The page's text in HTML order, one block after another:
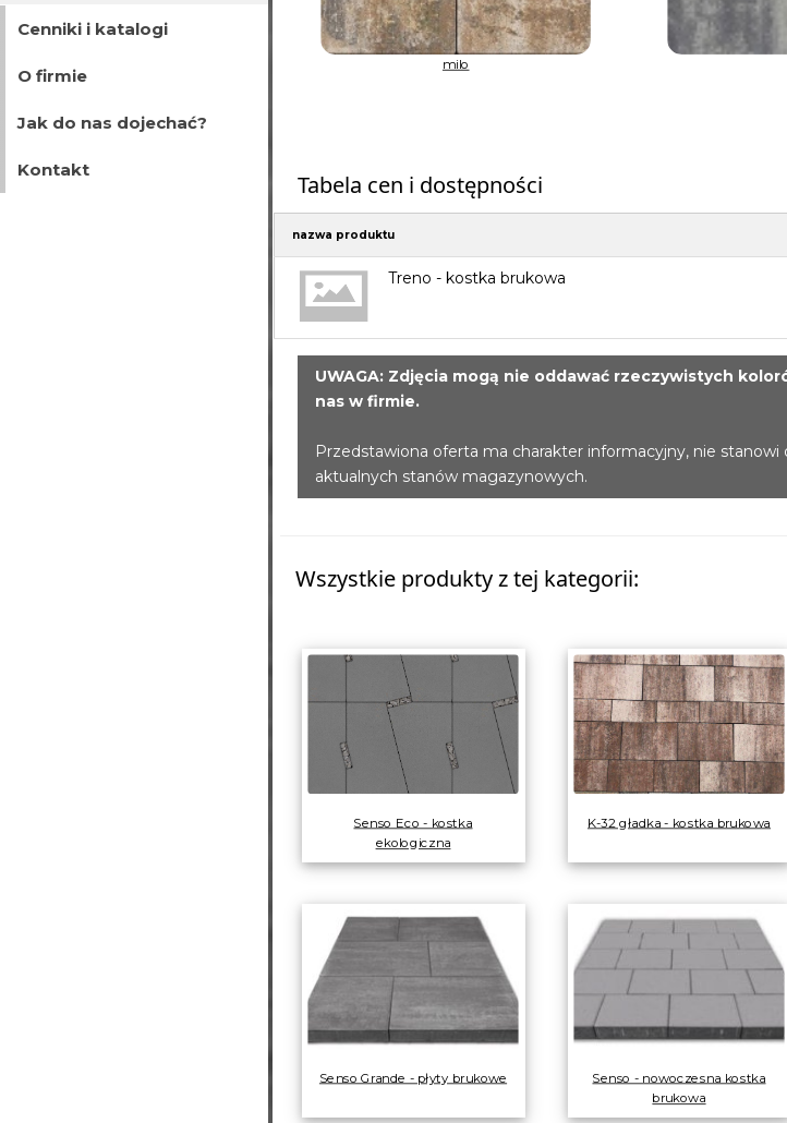
Cenniki i katalogi
O firmie
Jak do nas dojechać?
Kontakt
milo
Tabela cen i dostępności
nazwa produktu
Treno - kostka brukowa
UWAGA: Zdjęcia mogą nie oddawać rzeczywistych
nas w firmie.
Przedstawiona oferta ma charakter informacyjny, nie
aktualnych stanów magazynowych.
Wszystkie produkty z tej kategorii:
Senso Eco - kostka
ekologiczna
K-32 gładka - kostka brukowa
Senso Grande - płyty brukowe
Senso - nowoczesna kostka
brukowa